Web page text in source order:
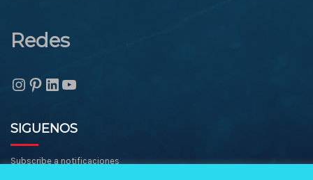
Redes
Instagram
Pinterest
LinkedIn
YouTube
SIGUENOS
Subscribe a notificaciones